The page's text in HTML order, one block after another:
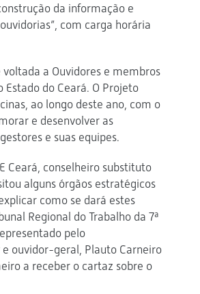
da informação e
com carga horária
a Ouvidores e membros
Estado do Ceará. O Projeto
ao longo deste ano, com o
e desenvolver as
e suas equipes.
Ceará, conselheiro substituto
alguns órgãos estratégicos
como se dará estes
Regional do Trabalho da 7ª
pelo
ouvidor-geral, Plauto Carneiro
a receber o cartaz sobre o